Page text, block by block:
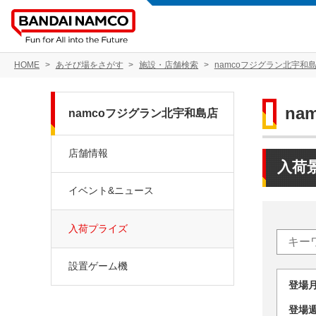
HOME あそび場をさがす 施設・店舗検索 namcoフジグラン北宇和
入荷
登
登
namcoフジグラン北宇和島店
店舗情報
イベント&ニュース
入荷プライズ
設置ゲーム機